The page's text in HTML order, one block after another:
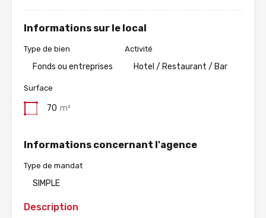
Informations sur le local
Type de bien
Fonds ou entreprises
Activité
Hotel / Restaurant / Bar
Surface
70 m²
Informations concernant l'agence
Type de mandat
SIMPLE
Description